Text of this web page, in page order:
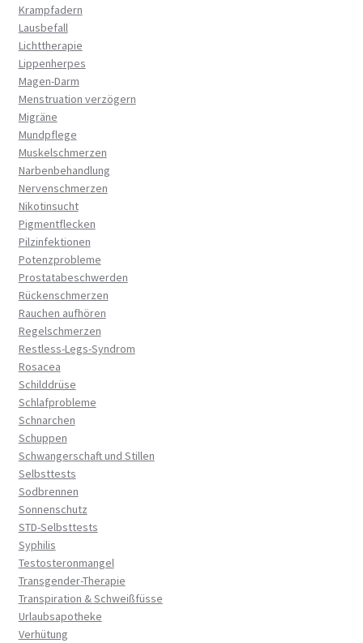
Krampfadern
Lausbefall
Lichttherapie
Lippenherpes
Magen-Darm
Menstruation verzögern
Migräne
Mundpflege
Muskelschmerzen
Narbenbehandlung
Nervenschmerzen
Nikotinsucht
Pigmentflecken
Pilzinfektionen
Potenzprobleme
Prostatabeschwerden
Rückenschmerzen
Rauchen aufhören
Regelschmerzen
Restless-Legs-Syndrom
Rosacea
Schilddrüse
Schlafprobleme
Schnarchen
Schuppen
Schwangerschaft und Stillen
Selbsttests
Sodbrennen
Sonnenschutz
STD-Selbsttests
Syphilis
Testosteronmangel
Transgender-Therapie
Transpiration & Schweißfüsse
Urlaubsapotheke
Verhütung